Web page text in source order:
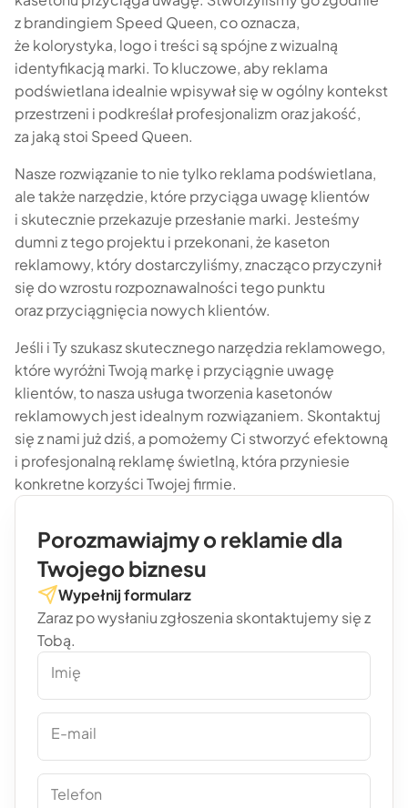
z brandingiem Speed Queen, co oznacza,
że kolorystyka, logo i treści są spójne z wizualną
identyfikacją marki. To kluczowe, aby reklama
podświetlana idealnie wpisywał się w ogólny kontekst
przestrzeni i podkreślał profesjonalizm oraz jakość,
za jaką stoi Speed Queen.
Nasze rozwiązanie to nie tylko reklama podświetlana,
ale także narzędzie, które przyciąga uwagę klientów
i skutecznie przekazuje przesłanie marki. Jesteśmy
dumni z tego projektu i przekonani, że kaseton
reklamowy, który dostarczyliśmy, znacząco przyczynił
się do wzrostu rozpoznawalności tego punktu
oraz przyciągnięcia nowych klientów.
Jeśli i Ty szukasz skutecznego narzędzia reklamowego,
które wyróżni Twoją markę i przyciągnie uwagę
klientów, to nasza usługa tworzenia kasetonów
reklamowych jest idealnym rozwiązaniem. Skontaktuj
się z nami już dziś, a pomożemy Ci stworzyć efektowną
i profesjonalną reklamę świetlną, która przyniesie
konkretne korzyści Twojej firmie.
Porozmawiajmy o reklamie dla
Twojego biznesu
Wypełnij formularz
Zaraz po wysłaniu zgłoszenia skontaktujemy się z
Tobą.
Imię
E-mail
Telefon